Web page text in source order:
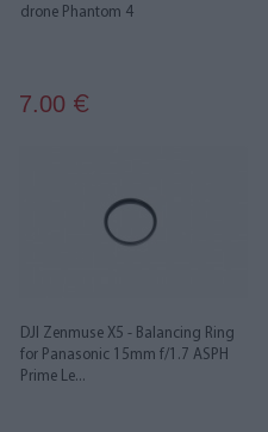
drone Phantom 4
7.00 €
DJI Zenmuse X5 - Balancing Ring
for Panasonic 15mm f/1.7 ASPH
Prime Le...